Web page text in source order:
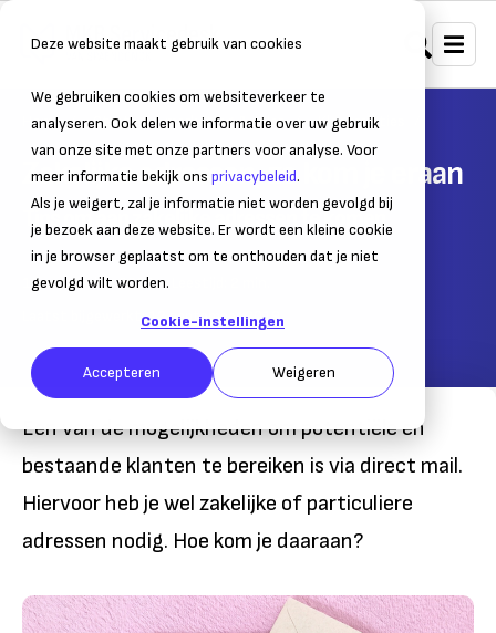
Deze website maakt gebruik van cookies
We gebruiken cookies om websiteverkeer te
analyseren. Ook delen we informatie over uw gebruik
van onze site met onze partners voor analyse. Voor
meer informatie bekijk ons privacybeleid.
Als je weigert, zal je informatie niet worden gevolgd bij
je bezoek aan deze website. Er wordt een kleine cookie
in je browser geplaatst om te onthouden dat je niet
gevolgd wilt worden.
Cookie-instellingen
Accepteren Weigeren
Home Strategie, marketing & sales Klantrelaties
Zakelijke adressen, zo kom je eraan
Tips om aan zakelijke adressen te komen
12 september 2019– Leestijd:
Laatst bijgewerkt:12 september 2019
Een van de mogelijkheden om potentiële en
bestaande klanten te bereiken is via direct mail.
Hiervoor heb je wel zakelijke of particuliere
adressen nodig. Hoe kom je daaraan?